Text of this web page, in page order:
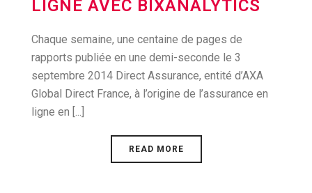
LIGNE AVEC BIXANALYTICS
Chaque semaine, une centaine de pages de
rapports publiée en une demi-seconde le 3
septembre 2014 Direct Assurance, entité d’AXA
Global Direct France, à l’origine de l’assurance en
ligne en [...]
READ MORE